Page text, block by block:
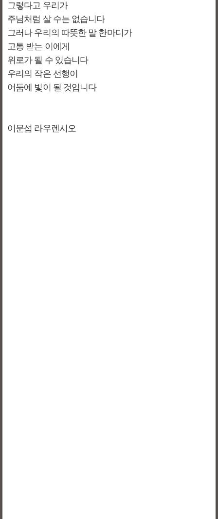
그렇다고 우리가
주님처럼 살 수는 없습니다
그러나 우리의 따뜻한 말 한마디가
고통 받는 이에게
위로가 될 수 있습니다
우리의 작은 선행이
어둠에 빛이 될 것입니다
이문섭 라우렌시오